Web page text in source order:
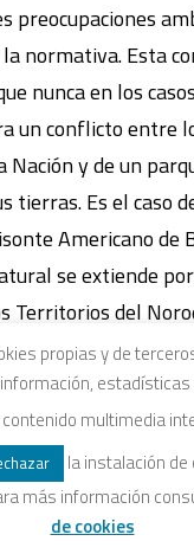
preocupaciones
normativa. Esta
nunca en los
un conflicto entre
Nación y de un
tierras. Es el caso
Americano de
se extiende
Territorios del
Fort Smith
Parques de
el visto bueno
de
el parque en
el curso del Río de la
propias y de
multimedia
la instalación
más información
de cookies